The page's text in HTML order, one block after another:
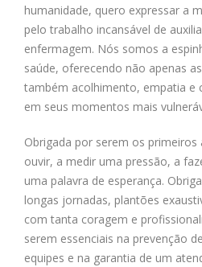
humanidade, quero expressar a
pelo trabalho incansável de
enfermagem. Nós somos a
saúde, oferecendo não apenas
também acolhimento, empatia e
em seus momentos mais
Obrigada por serem os primeiros
ouvir, a medir uma pressão, a
uma palavra de esperança.
longas jornadas, plantões
com tanta coragem e
serem essenciais na prevenção
equipes e na garantia de um